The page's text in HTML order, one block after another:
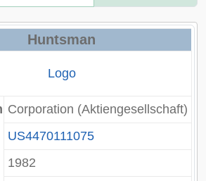
Huntsman
Logo
Corporation (Aktiengesellschaft)
US4470111075
1982